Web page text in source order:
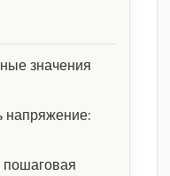
значения
напряжение:
пошаговая